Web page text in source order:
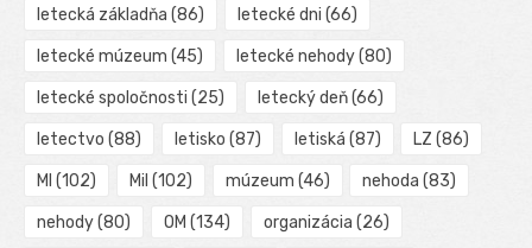
letecká základňa (86) letecké dni (66)
letecké múzeum (45) letecké nehody(80)
letecké spoločnosti (25) letecký deň(66)
letectvo (88) letisko (87) letiská (87) LZ (86)
MI (102) Mil (102) múzeum (46) nehoda (83)
nehody(80) OM (134) organizácia (26)